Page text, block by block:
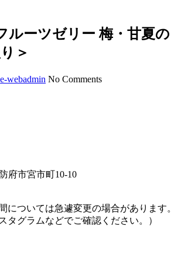
ルーツゼリー 梅・甘夏の
＞
e-webadmin No Comments
府市宮市町10-10
については急遽変更の場合があります。
タグラムなどでご確認ください。）